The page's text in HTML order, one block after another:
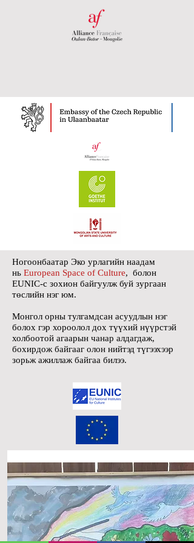
Ногоонбаатар Эко урлагийн наадам
нь European Space of Culture, болон
EUNIC-с зохион байгуулж буй зургаан
төслийн нэг юм.
Монгол орны тулгамдсан асуудлын нэг
болох гэр хороолол дох түүхий нүүрстэй
холбоотой агаарын чанар алдагдаж,
бохирдож байгааг олон нийтэд түгээхээр
зорьж ажиллаж байгаа билээ.